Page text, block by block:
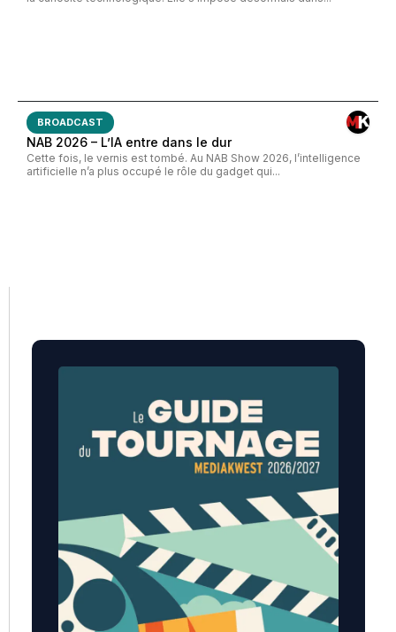
BROADCAST
NAB 2026 – L’IA entre dans le dur
Cette fois, le vernis est tombé. Au NAB Show 2026, l’intelligence
artificielle n’a plus occupé le rôle du gadget qui...